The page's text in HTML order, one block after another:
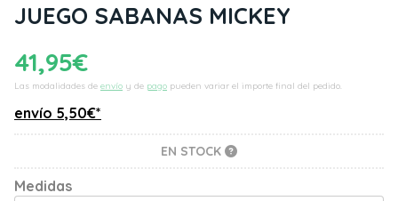
JUEGO SABANAS MICKEY
41,95€
Las modalidades de envío y de pago pueden variar el importe final del pedido.
envío 5,50€*
EN STOCK
Medidas